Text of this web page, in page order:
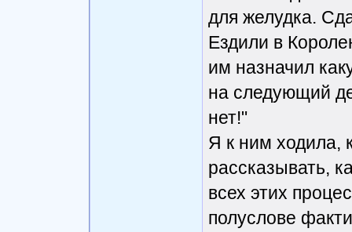
для желудка.
Ездили в
им назначил
на следующий
нет!"
Я к ним ходила,
рассказывать,
всех этих
полуслове